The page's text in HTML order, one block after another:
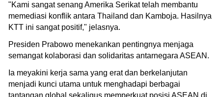
"Kami sangat senang Amerika Serikat telah membantu
memediasi konflik antara Thailand dan Kamboja. Hasilnya
KTT ini sangat positif," jelasnya.
Presiden Prabowo menekankan pentingnya menjaga
semangat kolaborasi dan solidaritas antarnegara ASEAN.
Ia meyakini kerja sama yang erat dan berkelanjutan
menjadi kunci utama untuk menghadapi berbagai